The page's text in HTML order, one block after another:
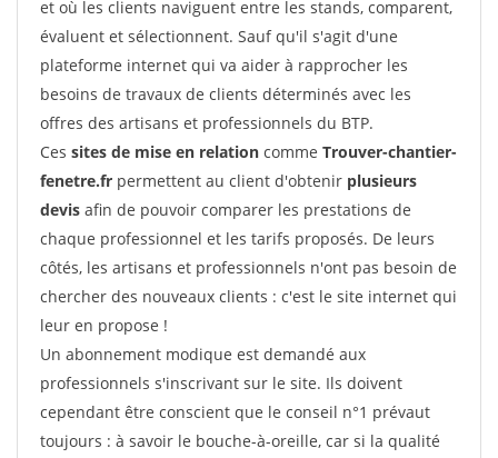
et où les clients naviguent entre les stands, comparent,
évaluent et sélectionnent. Sauf qu'il s'agit d'une
plateforme internet qui va aider à rapprocher les
besoins de travaux de clients déterminés avec les
offres des artisans et professionnels du BTP.
Ces sites de mise en relation comme Trouver-chantier-
fenetre.fr permettent au client d'obtenir plusieurs
devis afin de pouvoir comparer les prestations de
chaque professionnel et les tarifs proposés. De leurs
côtés, les artisans et professionnels n'ont pas besoin de
chercher des nouveaux clients : c'est le site internet qui
leur en propose !
Un abonnement modique est demandé aux
professionnels s'inscrivant sur le site. Ils doivent
cependant être conscient que le conseil n°1 prévaut
toujours : à savoir le bouche-à-oreille, car si la qualité